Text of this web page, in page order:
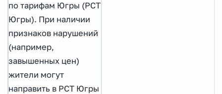
по тарифам Югры (РСТ
Югры). При наличии
признаков нарушений
(например,
завышенных цен)
жители могут
направить в РСТ Югры